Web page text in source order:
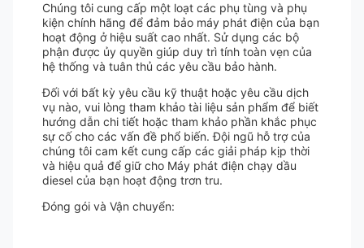
Chúng tôi cung cấp một loạt các phụ tùng và phụ
kiện chính hãng để đảm bảo máy phát điện của bạn
hoạt động ở hiệu suất cao nhất. Sử dụng các bộ
phận được ủy quyền giúp duy trì tính toàn vẹn của
hệ thống và tuân thủ các yêu cầu bảo hành.
Đối với bất kỳ yêu cầu kỹ thuật hoặc yêu cầu dịch
vụ nào, vui lòng tham khảo tài liệu sản phẩm để biết
hướng dẫn chi tiết hoặc tham khảo phần khắc phục
sự cố cho các vấn đề phổ biến. Đội ngũ hỗ trợ của
chúng tôi cam kết cung cấp các giải pháp kịp thời
và hiệu quả để giữ cho Máy phát điện chạy dầu
diesel của bạn hoạt động trơn tru.
Đóng gói và Vận chuyển: